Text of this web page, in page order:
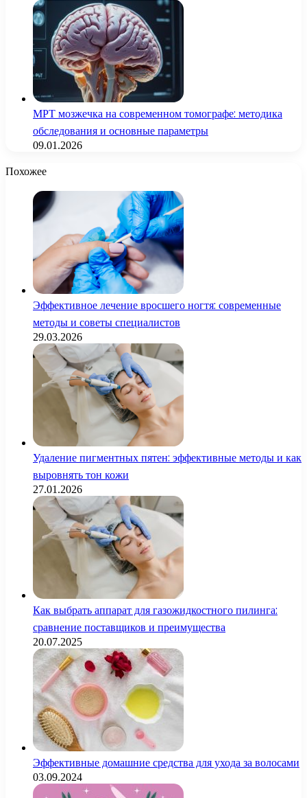
МРТ мозжечка на современном томографе: методика
обследования и основные параметры
09.01.2026
Похожее
Эффективное лечение вросшего ногтя: современные
методы и советы специалистов
29.03.2026
Удаление пигментных пятен: эффективные методы и как
выровнять тон кожи
27.01.2026
Как выбрать аппарат для газожидкостного пилинга:
сравнение поставщиков и преимущества
20.07.2025
Эффективные домашние средства для ухода за волосами
03.09.2024